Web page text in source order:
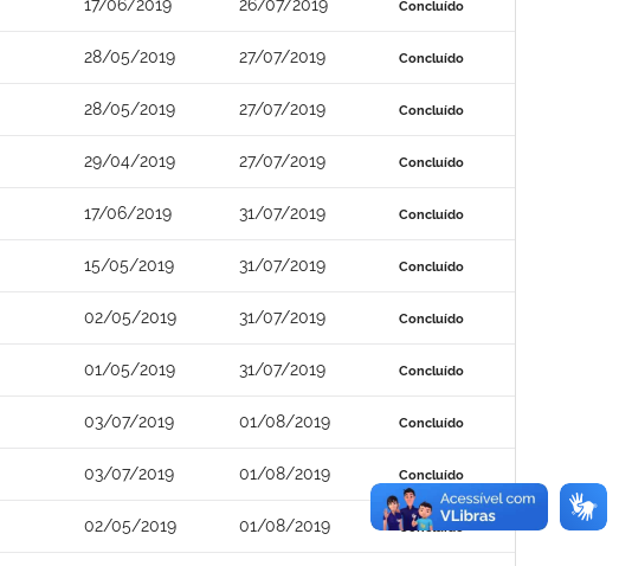
17/06/2019 26/07/2019 Concluído
28/05/2019 27/07/2019 Concluído
28/05/2019 27/07/2019 Concluído
29/04/2019 27/07/2019 Concluído
17/06/2019 31/07/2019 Concluído
15/05/2019 31/07/2019 Concluído
02/05/2019 31/07/2019 Concluído
01/05/2019 31/07/2019 Concluído
03/07/2019 01/08/2019 Concluído
03/07/2019 01/08/2019 Concluído
02/05/2019 01/08/2019 Concluído